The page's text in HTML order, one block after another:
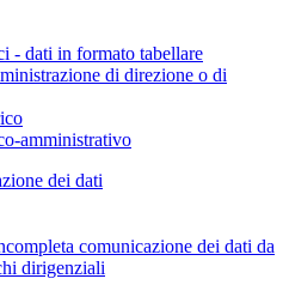
- dati in formato tabellare
di direzione o di
amministrativo
dei dati
comunicazione dei dati da
dirigenziali